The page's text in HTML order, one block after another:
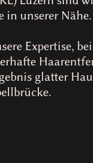
in unserer Nähe.
Expertise,
glatter